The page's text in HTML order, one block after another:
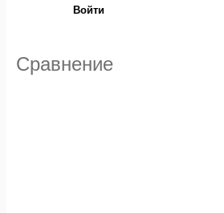
Войти
Сравнение